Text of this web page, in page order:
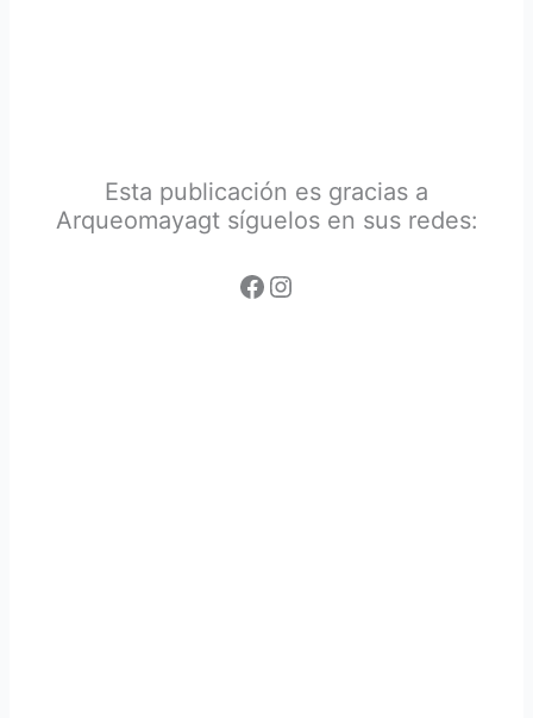
Esta publicación es gracias a
Arqueomayagt síguelos en sus redes: